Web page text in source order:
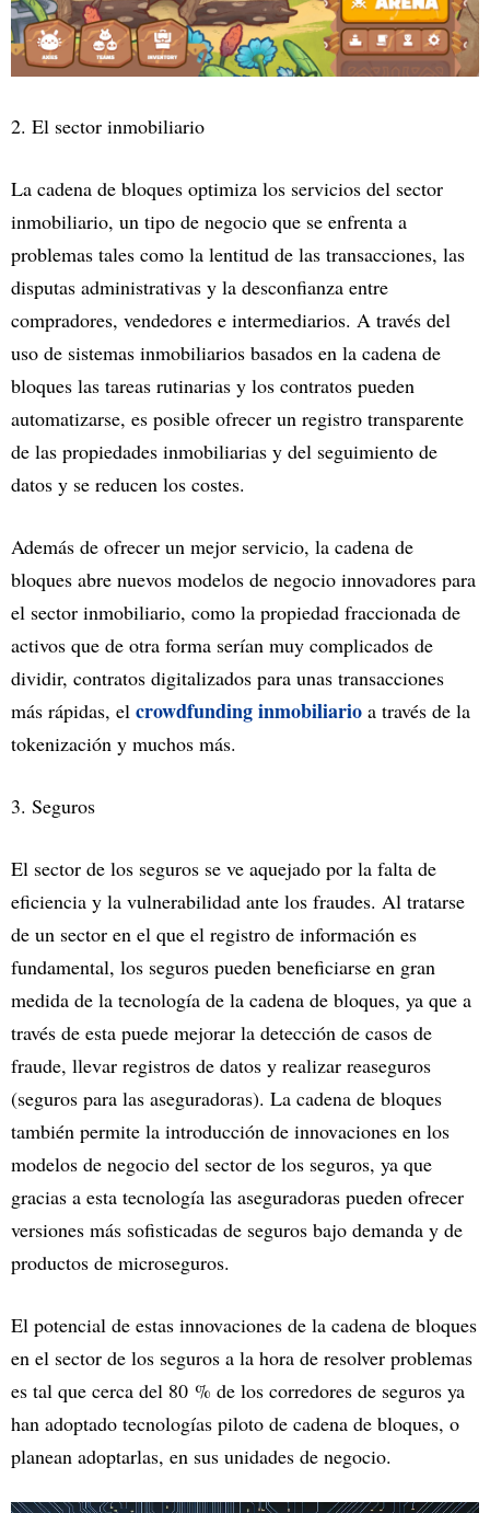
2. El sector inmobiliario
La cadena de bloques optimiza los servicios del sector
inmobiliario, un tipo de negocio que se enfrenta a
problemas tales como la lentitud de las transacciones, las
disputas administrativas y la desconfianza entre
compradores, vendedores e intermediarios. A través del
uso de sistemas inmobiliarios basados en la cadena de
bloques las tareas rutinarias y los contratos pueden
automatizarse, es posible ofrecer un registro transparente
de las propiedades inmobiliarias y del seguimiento de
datos y se reducen los costes.
Además de ofrecer un mejor servicio, la cadena de
bloques abre nuevos modelos de negocio innovadores para
el sector inmobiliario, como la propiedad fraccionada de
activos que de otra forma serían muy complicados de
dividir, contratos digitalizados para unas transacciones
más rápidas, el crowdfunding inmobiliario a través de la
tokenización y muchos más.
3. Seguros
El sector de los seguros se ve aquejado por la falta de
eficiencia y la vulnerabilidad ante los fraudes. Al tratarse
de un sector en el que el registro de información es
fundamental, los seguros pueden beneficiarse en gran
medida de la tecnología de la cadena de bloques, ya que a
través de esta puede mejorar la detección de casos de
fraude, llevar registros de datos y realizar reaseguros
(seguros para las aseguradoras). La cadena de bloques
también permite la introducción de innovaciones en los
modelos de negocio del sector de los seguros, ya que
gracias a esta tecnología las aseguradoras pueden ofrecer
versiones más sofisticadas de seguros bajo demanda y de
productos de microseguros.
El potencial de estas innovaciones de la cadena de bloques
en el sector de los seguros a la hora de resolver problemas
es tal que cerca del 80 % de los corredores de seguros ya
han adoptado tecnologías piloto de cadena de bloques, o
planean adoptarlas, en sus unidades de negocio.